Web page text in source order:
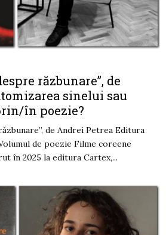
răzbunare”, de
sinelui sau
în poezie?
de Andrei Petrea Editura
de poezie Filme coreene
în 2025 la editura Cartex,...